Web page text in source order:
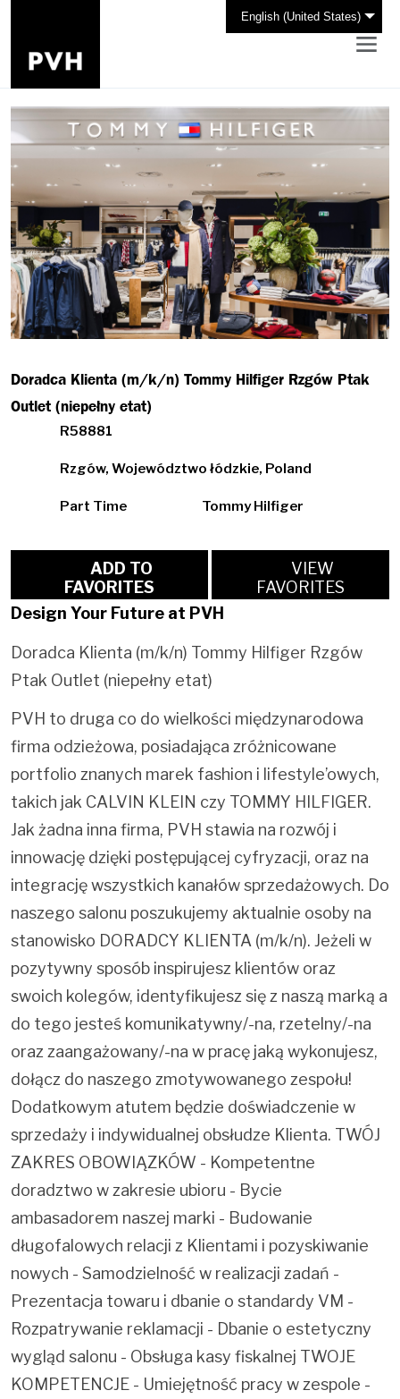
English (United States)
Doradca Klienta (m/k/n) Tommy Hilfiger Rzgów Ptak
Outlet (niepełny etat)
R58881
Rzgów, Województwo łódzkie, Poland
Part Time Tommy Hilfiger
FAVORITES
VIEW
FAVORITES
Design Your Future at PVH
Doradca Klienta (m/k/n) Tommy Hilfiger Rzgów
Ptak Outlet (niepełny etat)
PVH to druga co do wielkości międzynarodowa
firma odzieżowa, posiadająca zróżnicowane
portfolio znanych marek fashion i lifestyle’owych,
takich jak CALVIN KLEIN czy TOMMY HILFIGER.
Jak żadna inna firma, PVH stawia na rozwój i
innowację dzięki postępującej cyfryzacji, oraz na
integrację wszystkich kanałów sprzedażowych. Do
naszego salonu poszukujemy aktualnie osoby na
stanowisko DORADCY KLIENTA (m/k/n). Jeżeli w
pozytywny sposób inspirujesz klientów oraz
swoich kolegów, identyfikujesz się z naszą marką a
do tego jesteś komunikatywny/-na, rzetelny/-na
oraz zaangażowany/-na w pracę jaką wykonujesz,
dołącz do naszego zmotywowanego zespołu!
Dodatkowym atutem będzie doświadczenie w
sprzedaży i indywidualnej obsłudze Klienta. TWÓJ
ZAKRES OBOWIĄZKÓW - Kompetentne
doradztwo w zakresie ubioru - Bycie
ambasadorem naszej marki - Budowanie
długofalowych relacji z Klientami i pozyskiwanie
nowych - Samodzielność w realizacji zadań -
Prezentacja towaru i dbanie o standardy VM -
Rozpatrywanie reklamacji - Dbanie o estetyczny
wygląd salonu - Obsługa kasy fiskalnej TWOJE
KOMPETENCJE - Umiejętność pracy w zespole -